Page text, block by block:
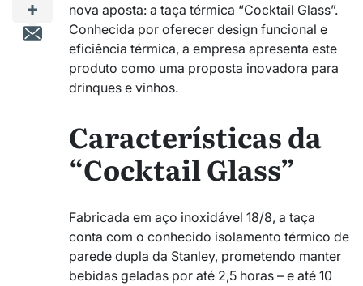
nova aposta: a taça térmica “Cocktail Glass”.
Conhecida por oferecer design funcional e
eficiência térmica, a empresa apresenta este
produto como uma proposta inovadora para
drinques e vinhos.
Características da
“Cocktail Glass”
Fabricada em aço inoxidável 18/8, a taça
conta com o conhecido isolamento térmico de
parede dupla da Stanley, prometendo manter
bebidas geladas por até 2,5 horas – e até 10